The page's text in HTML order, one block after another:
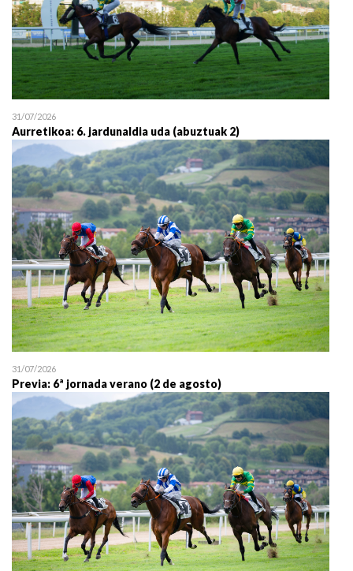
31/07/2026
Aurretikoa: 6. jardunaldia uda (abuztuak 2)
31/07/2026
Previa: 6ª jornada verano (2 de agosto)